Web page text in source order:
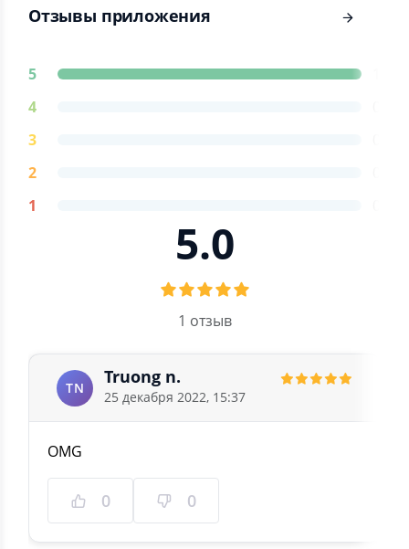
Отзывы приложения
5
4
3
2
1
5.0
1 отзыв
TN
Truong n.
25 декабря 2022, 15:37
OMG
0 0